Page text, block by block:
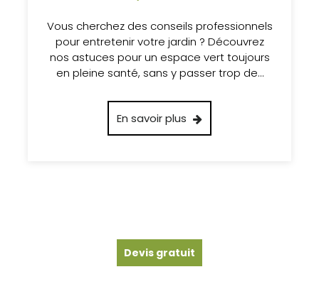
Vous cherchez des conseils professionnels
pour entretenir votre jardin ? Découvrez
nos astuces pour un espace vert toujours
en pleine santé, sans y passer trop de…
En savoir plus
Devis gratuit